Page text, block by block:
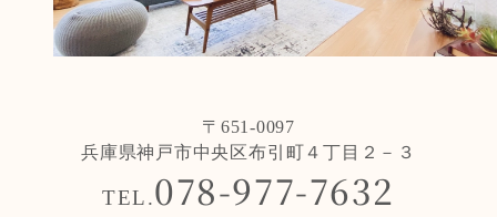
〒651-0097
兵庫県神戸市中央区布引町４丁目２－３
TEL.078-977-7632